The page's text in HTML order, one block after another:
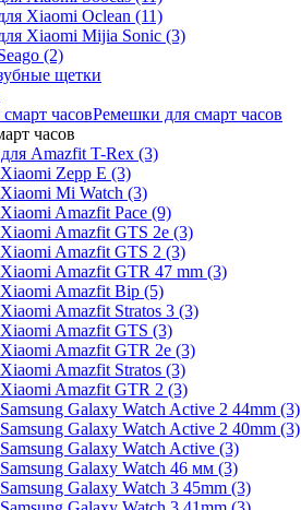
Xiaomi Oclean (11)
Xiaomi Mijia Sonic (3)
(2)
щетки
Ремешки для смарт часов
часов
Amazfit T-Rex (3)
Zepp E (3)
Mi Watch (3)
Amazfit Pace (9)
Amazfit GTS 2e (3)
Amazfit GTS 2 (3)
Amazfit GTR 47 mm (3)
Amazfit Bip (5)
Amazfit Stratos 3 (3)
Amazfit GTS (3)
Amazfit GTR 2e (3)
Amazfit Stratos (3)
Amazfit GTR 2 (3)
Galaxy Watch Active 2 44mm (3)
Galaxy Watch Active 2 40mm (3)
Galaxy Watch Active (3)
Galaxy Watch 46 мм (3)
Galaxy Watch 3 45mm (3)